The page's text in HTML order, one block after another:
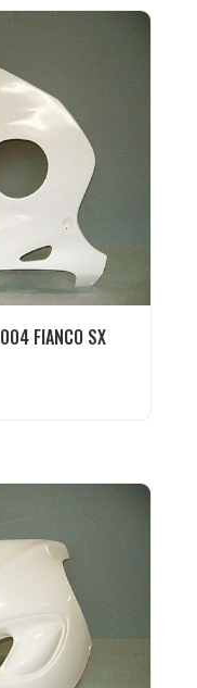
FIANCO SX